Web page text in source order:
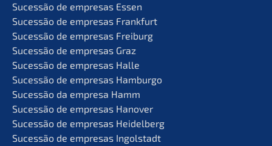
Suces­são de empre­sas Essen
Suces­são de empre­sas Frankfurt
Suces­são de empre­sas Freiburg
Suces­são de empre­sas Graz
Suces­são de empre­sas Halle
Suces­são de empre­sas Hamburgo
Suces­são da empre­sa Hamm
Suces­são de empre­sas Hanover
Suces­são de empre­sas Heidelberg
Suces­são de empre­sas Ingolstadt